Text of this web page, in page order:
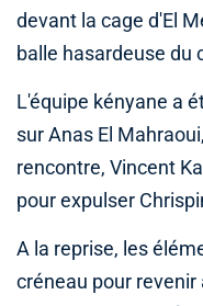
devant la cage d'El
balle hasardeuse du
L'équipe kényane a
sur Anas El
rencontre, Vincent
pour expulser
A la reprise, les
créneau pour